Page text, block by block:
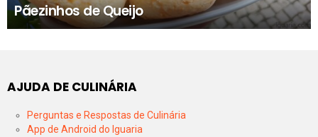
Pãezinhos de Queijo
AJUDA DE CULINÁRIA
Perguntas e Respostas de Culinária
App de Android do Iguaria